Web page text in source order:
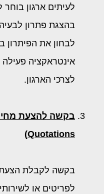
לעיתים ארגון
בהצגת פתרון
לבחון את הפיתרון
אינטראקציה
לצרכי הארגון.
בקשה להצעת
Quotations
)
בקשה לקבלת
לפריטים או